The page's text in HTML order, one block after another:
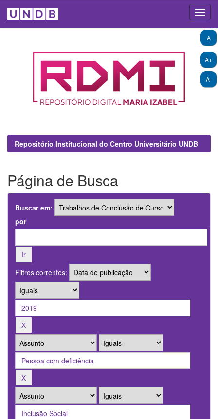
A+
A-
A
Repositório Institucional do Centro Universitário UNDB
Página de Busca
Buscar em:
por
Filtros correntes: